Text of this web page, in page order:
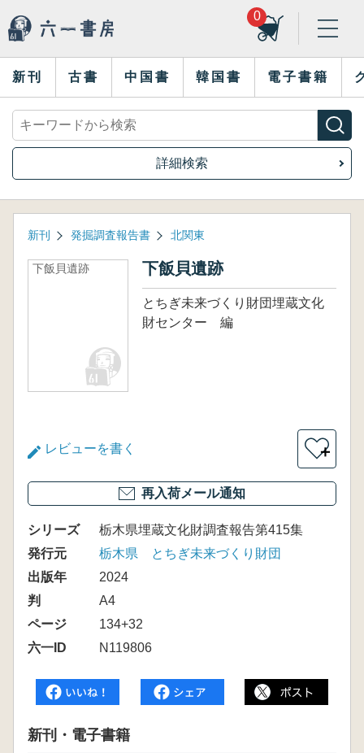
0
新刊 古書 中国書 韓国書 電子書籍
詳細検索
新刊 発掘調査報告書 北関東
下飯貝遺跡 下飯貝遺跡
とちぎ未来づくり財団埋蔵文化
財センター 編
レビューを書く ＋
再入荷メール通知
シリーズ
栃木県埋蔵文化財調査報告第415集
発行元
栃木県 とちぎ未来づくり財団
出版年
2024
判
A4
ページ
134+32
六一ID
N119806
新刊・電子書籍